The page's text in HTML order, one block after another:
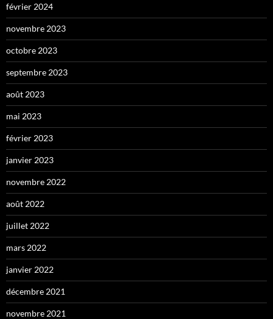
février 2024
novembre 2023
octobre 2023
septembre 2023
août 2023
mai 2023
février 2023
janvier 2023
novembre 2022
août 2022
juillet 2022
mars 2022
janvier 2022
décembre 2021
novembre 2021